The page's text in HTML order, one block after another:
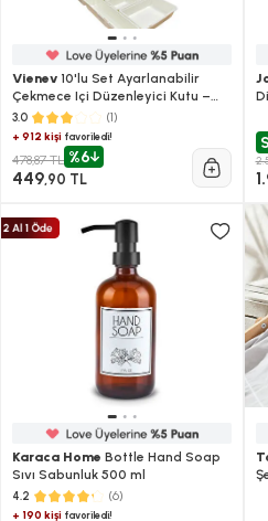
Vienev 10'lu Set Ayarlanabilir
Çekmece Içi Düzenleyici Kutu –
Uzayıp Kısalabilen Organizer Seti
(5a2b2c1d)
3.0 (1)
+ 912 kişi favoriledi!
478,87 TL %6
449,90 TL
Karaca Home Bottle Hand Soap
Sıvı Sabunluk 500 ml
4.2 (6)
+ 190 kişi favoriledi!